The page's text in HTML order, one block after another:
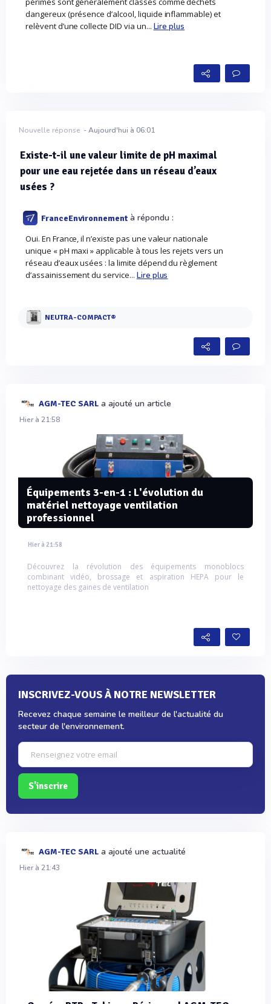
dangereux (présence d’alcool, liquide inflammable) et
relèvent d’une collecte DID via un... Lire plus
Nouvelle réponse - Aujourd'hui à 06:01
Existe-t-il une valeur limite de pH maximal
pour une eau rejetée dans un réseau d’eaux
usées ?
FranceEnvironnement à répondu :
Oui. En France, il n’existe pas une valeur nationale
unique « pH maxi » applicable à tous les rejets vers un
réseau d’eaux usées : la limite dépend du règlement
d’assainissement du service... Lire plus
NEUTRA-COMPACT®
AGM-TEC SARL a ajouté un article
Hier à 21:58
Équipements 3-en-1 : L'évolution du
matériel nettoyage ventilation
professionnel
Hier à 21:58
Découvrez la révolution des équipements monoblocs
combinant vidéo, brossage et aspiration HEPA pour le
nettoyage des gaines de ventilation
INSCRIVEZ-VOUS À NOTRE NEWSLETTER
Recevez chaque semaine le meilleur de l'actualité du
secteur de l'environnement.
S'inscrire
AGM-TEC SARL a ajouté une actualité
Hier à 21:43